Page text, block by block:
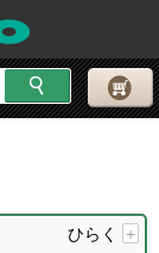
ひらく +